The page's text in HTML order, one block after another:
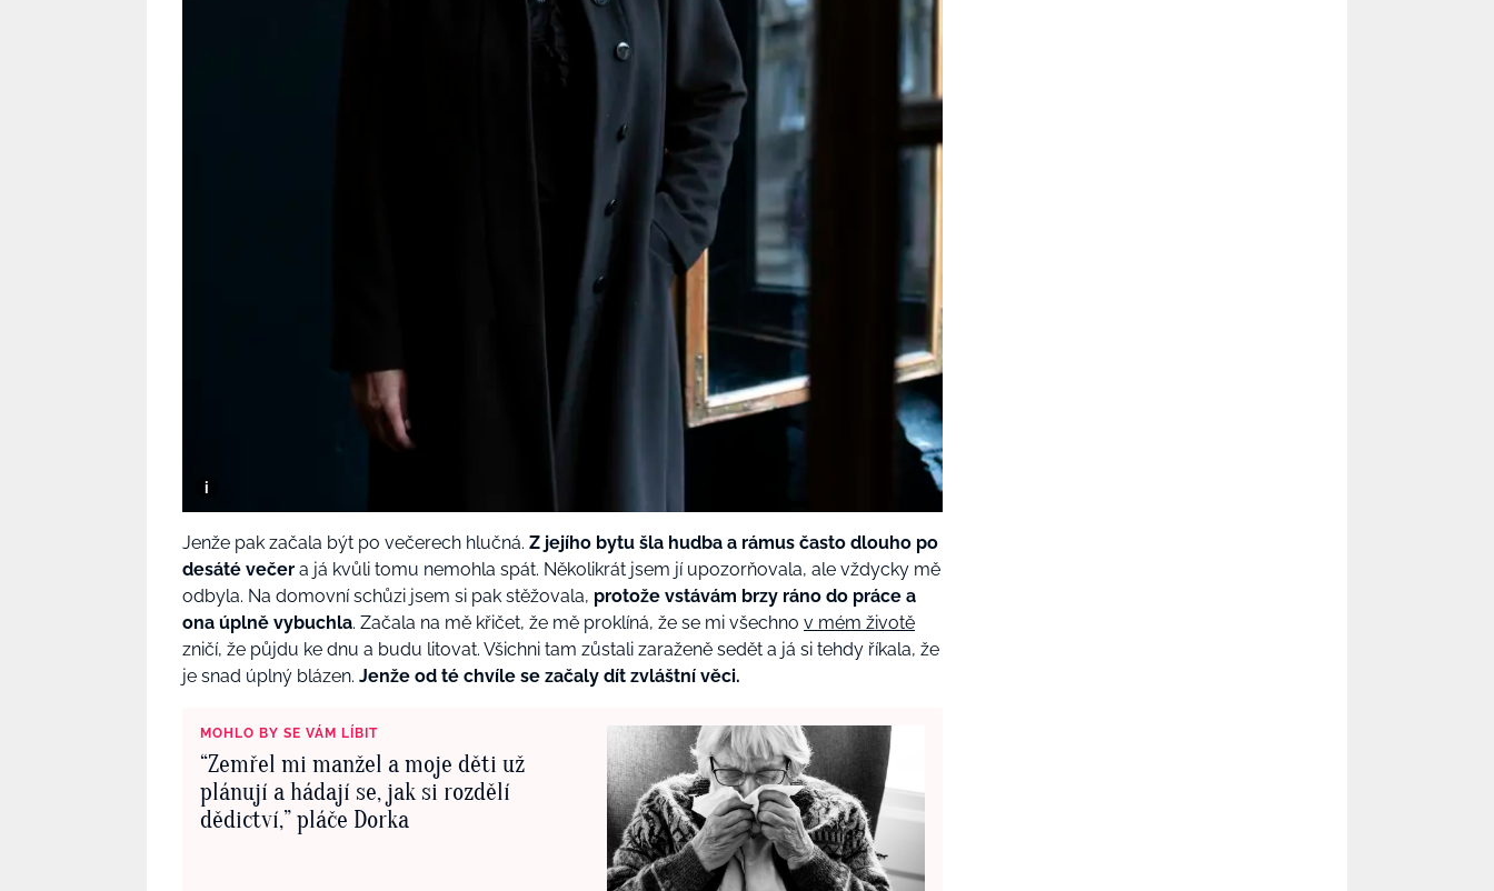
Jenže pak začala být po večerech hlučná. Z jejího bytu šla hudba a rámus často dlouho po
desáté večer a já kvůli tomu nemohla spát. Několikrát jsem jí upozorňovala, ale vždycky mě
odbyla. Na domovní schůzi jsem si pak stěžovala, protože vstávám brzy ráno do práce a
ona úplně vybuchla. Začala na mě křičet, že mě proklíná, že se mi všechno v mém životě
zničí, že půjdu ke dnu a budu litovat. Všichni tam zůstali zaraženě sedět a já si tehdy říkala, že
je snad úplný blázen. Jenže od té chvíle se začaly dít zvláštní věci.
MOHLO BY SE VÁM LÍBIT
“Zemřel mi manžel a moje děti už
plánují a hádají se, jak si rozdělí
dědictví,” pláče Dorka